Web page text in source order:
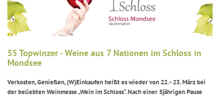
55 Topwinzer - Weine aus 7 Nationen im Schloss in
Mondsee
Verkosten, Genießen, (W)Einkaufen heißt es wieder von 22. - 23. März bei
der beliebten Weinmesse „Wein im Schloss“. Nach einer 5jährigen Pause